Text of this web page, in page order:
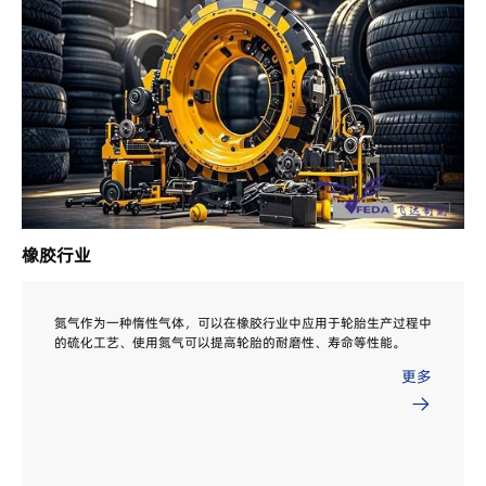
橡胶行业
氮气作为一种惰性气体，可以在橡胶行业中应用于轮胎生产过程中
的硫化工艺、使用氮气可以提高轮胎的耐磨性、寿命等性能。
更多